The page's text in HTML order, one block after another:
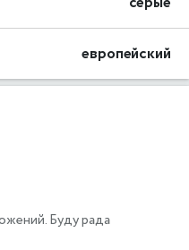
европейский
Буду рада